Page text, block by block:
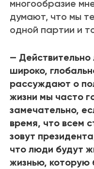
многообразие
думают, что мы
одной партии и
—
широко,
рассуждают о
жизни мы часто
замечательно,
время, что всем
зовут
что люди будут
жизнью, которую